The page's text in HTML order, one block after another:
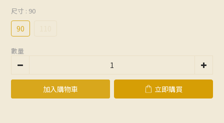
尺寸 : 90
90
數量
加入購物車 立即購買